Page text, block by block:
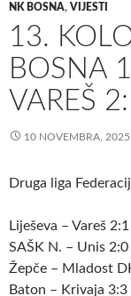
NK BOSNA, VIJESTI
13.
BOSNA
VAREŠ
10 NOVEMBRA, 2025
Druga liga
Liješeva – Vareš 2:1
SAŠK N. – Unis 2:0
Žepče – Mladost
Baton – Krivaja 3:3